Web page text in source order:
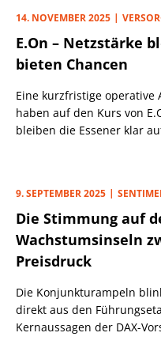
14. NOVEMBER 2025
E.On – Netzstärke
bieten Chancen
Eine kurzfristige operative
haben auf den Kurs von
bleiben die Essener klar
9. SEPTEMBER 2025
Die Stimmung auf
Wachstumsinseln
Preisdruck
Die Konjunkturampeln
direkt aus den
Kernaussagen der DAX-